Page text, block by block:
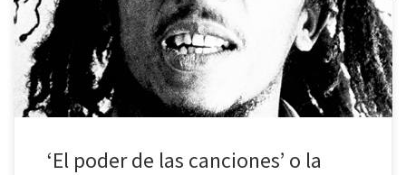
permite escuchar a sesenta iconos pop que marcaron el siglo XX,
entre los que se encuentran diez españoles. Hay muchas
canciones […]
‘El poder de las canciones’ o la